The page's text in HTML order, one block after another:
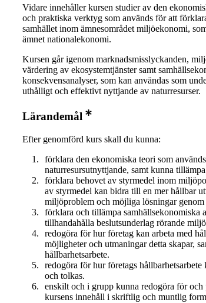
Vidare innehåller kursen studier av den
och praktiska verktyg som används för att
samhället inom ämnesområdet miljöekonomi,
ämnet nationalekonomi.
Kursen går igenom marknadsmisslyckanden,
värdering av ekosystemtjänster samt
konsekvensanalyser, som kan användas som
uthålligt och effektivt nyttjande av naturresurser.
Lärandemål
Efter genomförd kurs skall du kunna:
förklara den ekonomiska teori som
naturresursutnyttjande, samt kunna
förklara behovet av styrmedel inom
av styrmedel kan bidra till en mer hållbar
miljöproblem och möjliga lösningar
förklara och tillämpa samhällsekonomiska
tillhandahålla beslutsunderlag rörande
redogöra för hur företag kan arbeta med
möjligheter och utmaningar detta skapar,
hållbarhetsarbete.
redogöra för hur företags hållbarhetsarbete
och tolkas.
enskilt och i grupp kunna redogöra för och
kursens innehåll i skriftlig och muntlig